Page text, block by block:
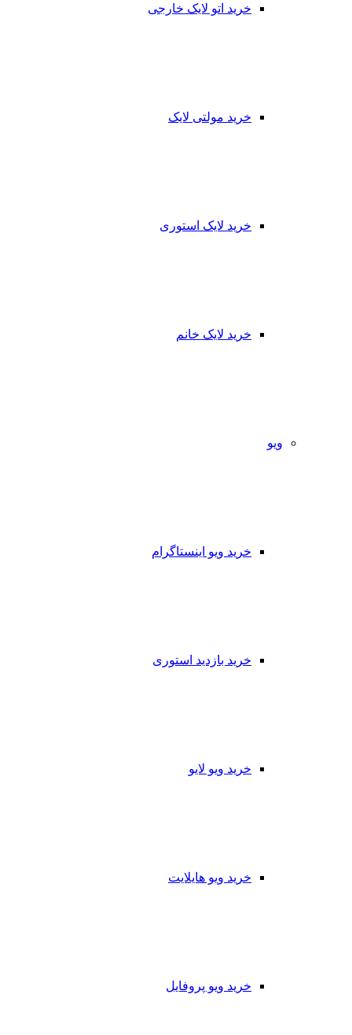
خرید اتو لایک خارجی
خرید مولتی لایک
خرید لایک استوری
خرید لایک خانم
ویو
خرید ویو اینستاگرام
خرید بازدید استوری
خرید ویو لایو
خرید ویو هایلایت
خرید ویو پروفایل